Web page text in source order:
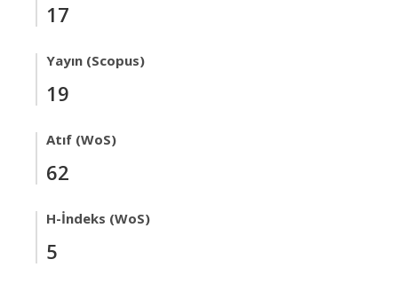
17
Yayın (Scopus)
19
Atıf (WoS)
62
H-İndeks (WoS)
5